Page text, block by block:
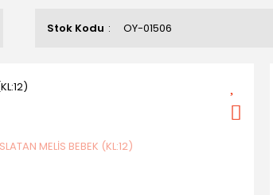
Stok Kodu OY-01506